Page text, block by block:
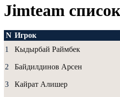
Jimteam
N Игрок
1
Кыдырбай Раймбек
2 Байдилдинов Арсен
3 Кайрат Алишер